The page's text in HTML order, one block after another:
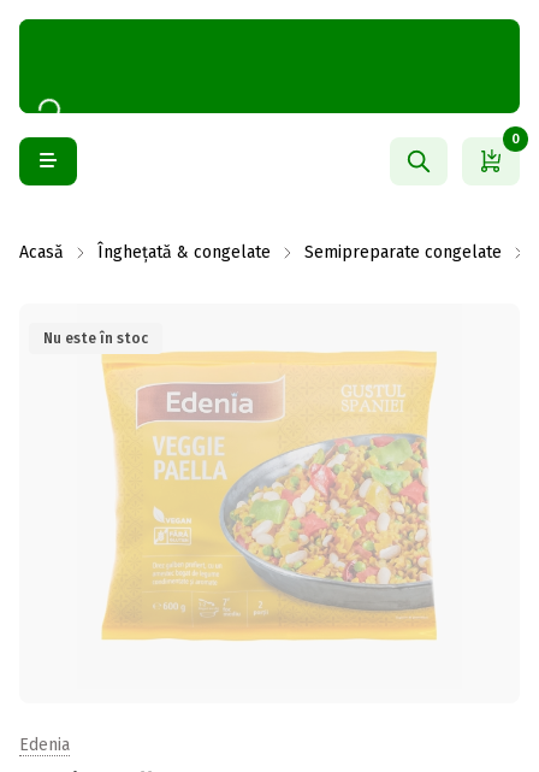
0
Acasă Înghețată & congelate Semipreparate congelate
Nu este în stoc
Edenia